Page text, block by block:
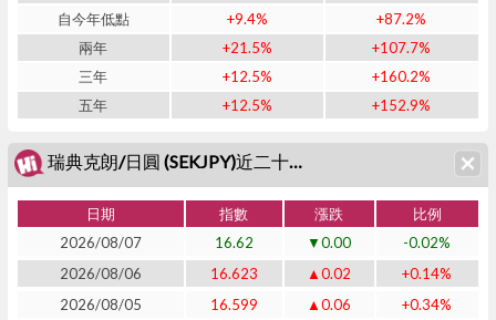
自今年低點
+9.4%
+87.2%
兩年
+21.5%
+107.7%
三年
+12.5%
+160.2%
五年
+12.5% +152.9%
瑞典克朗/日圓 (SEKJPY)近二十日表現
日期 指數 漲跌
比例
2026/08/07
16.62 ▼0.00
-0.02%
2026/08/06
16.623 ▲0.02
+0.14%
2026/08/05
16.599 ▲0.06
+0.34%